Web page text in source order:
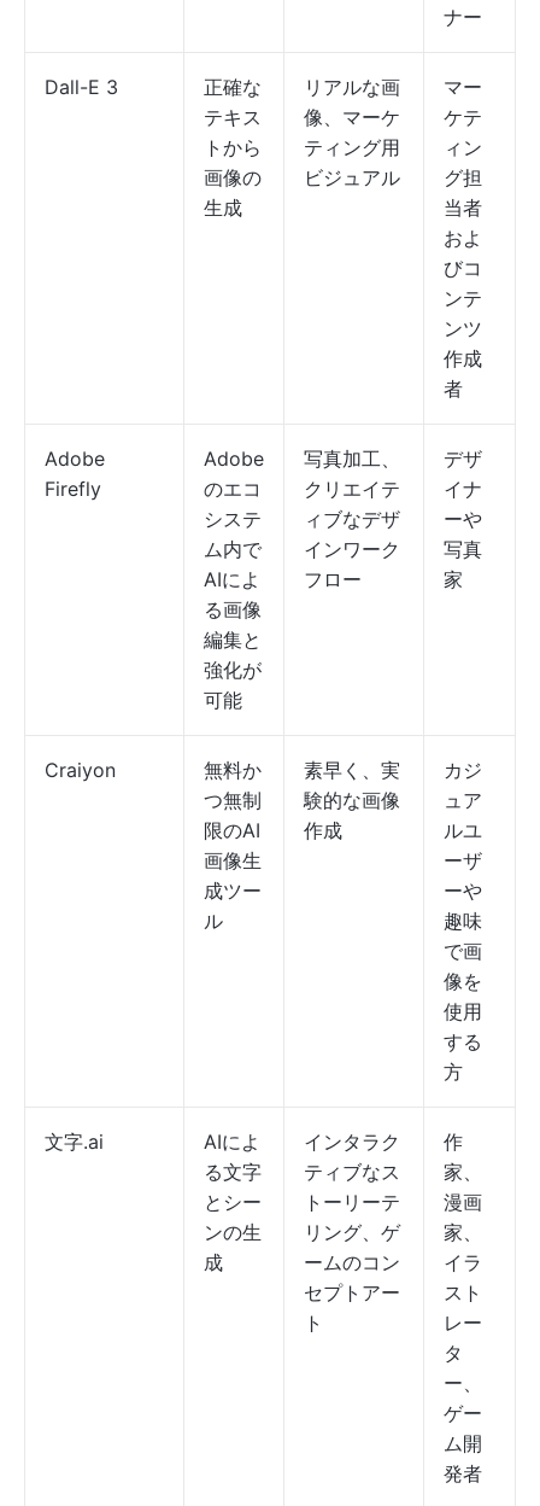
ナー
Dall-E 3
正確な
テキス
トから
画像の
生成
リアルな画
像、マーケ
ティング用
ビジュアル
マー
ケテ
ィン
グ担
当者
およ
びコ
ンテ
ンツ
作成
者
Adobe
Firefly
Adobe
のエコ
システ
ム内で
AIによ
る画像
編集と
強化が
可能
写真加工、
クリエイテ
ィブなデザ
インワーク
フロー
デザ
イナ
ーや
写真
家
Craiyon
無料か
つ無制
限のAI
画像生
成ツー
ル
素早く、実
験的な画像
作成
カジ
ュア
ルユ
ーザ
ーや
趣味
で画
像を
使用
する
方
文字.ai
AIによ
る文字
とシー
ンの生
成
インタラク
ティブなス
トーリーテ
リング、ゲ
ームのコン
セプトアー
ト
作
家、
漫画
家、
イラ
スト
レー
タ
ー、
ゲー
ム開
発者